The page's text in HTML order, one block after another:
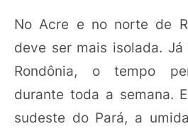
No Acre e no norte de
deve ser mais isolada.
Rondônia, o tempo
durante toda a semana.
sudeste do Pará, a